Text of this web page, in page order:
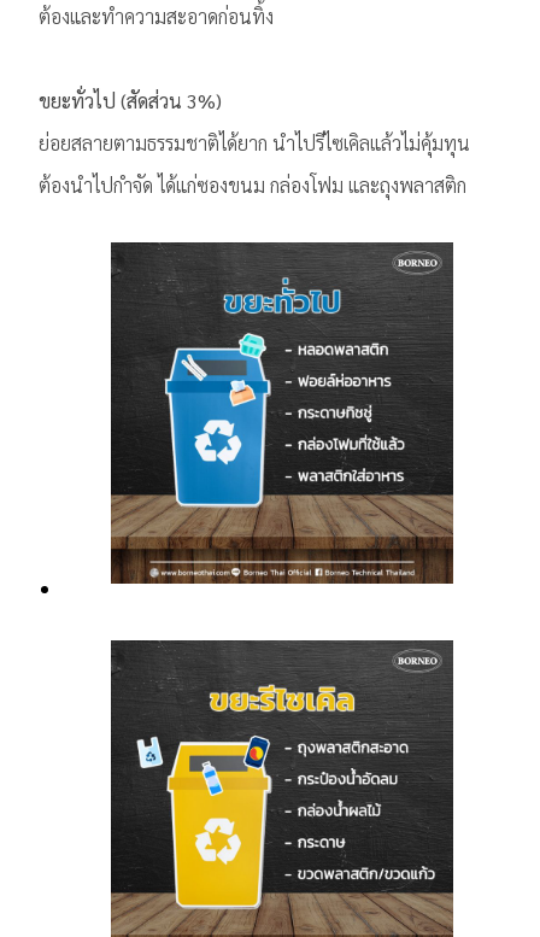
ต้องและทำความสะอาดก่อนทิ้ง
ขยะทั่วไป (สัดส่วน 3%)
ย่อยสลายตามธรรมชาติได้ยาก นําไปรีไซเคิลแล้วไม่คุ้มทุน
ต้องนำไปกำจัด ได้แก่ซองขนม กล่องโฟม และถุงพลาสติก